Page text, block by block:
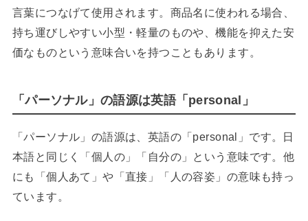
言葉につなげて使用されます。商品名に使われる場合、
持ち運びしやすい小型・軽量のものや、機能を抑えた安
価なものという意味合いを持つこともあります。
「パーソナル」の語源は英語「personal」
「パーソナル」の語源は、英語の「personal」です。日
本語と同じく「個人の」「自分の」という意味です。他
にも「個人あて」や「直接」「人の容姿」の意味も持っ
ています。